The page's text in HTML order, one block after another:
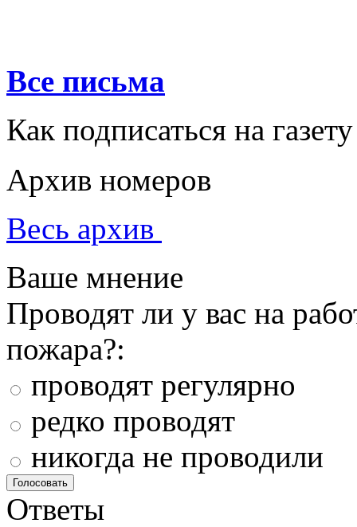
Все письма
Как подписаться на газету
Архив номеров
Весь архив
Ваше мнение
Проводят ли у вас на
пожара?:
проводят регулярно
редко проводят
никогда не проводили
Ответы